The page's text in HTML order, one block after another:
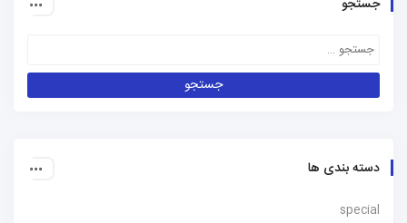
جستجو
دسته بندی ها
special